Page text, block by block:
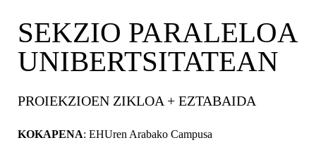
SEKZIO PARALELOA
UNIBERTSITATEAN
PROIEKZIOEN ZIKLOA + EZTABAIDA
KOKAPENA: EHUren Arabako Campusa